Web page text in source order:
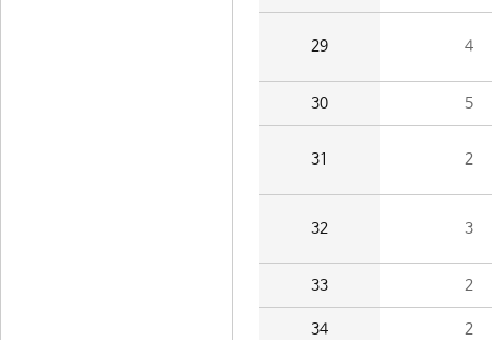
29 4
30 5
31 2
32 3
33 2
34 2